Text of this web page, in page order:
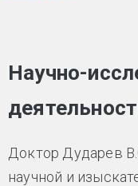
Научно-
Доктор Дударев
научной и